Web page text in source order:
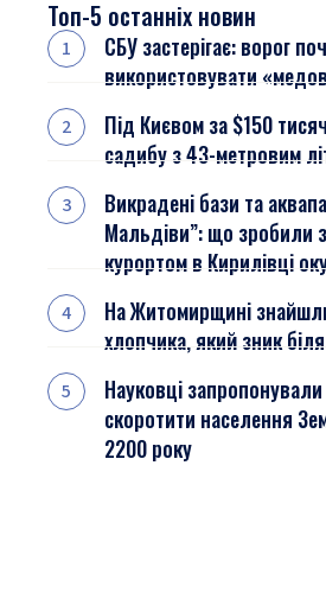
Топ-5 останніх новин
СБУ застерігає: ворог
використовувати
Під Києвом за $150
садибу з 43-метровим
Викрадені бази та
Мальдіви”: що зробили
курортом в Кирилівці
На Житомирщині
хлопчика, який зник
Науковці
скоротити населення
2200 року